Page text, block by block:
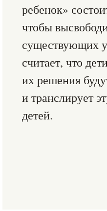
ребенок»
чтобы
существующих у
считает, что
их решения
и транслирует
детей.